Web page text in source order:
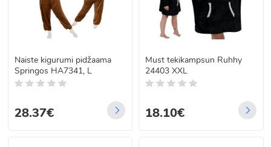
Naiste kigurumi pidžaama
Springos HA7341, L
28.37€
Must tekikampsun Ruhhy
24403 XXL
18.10€